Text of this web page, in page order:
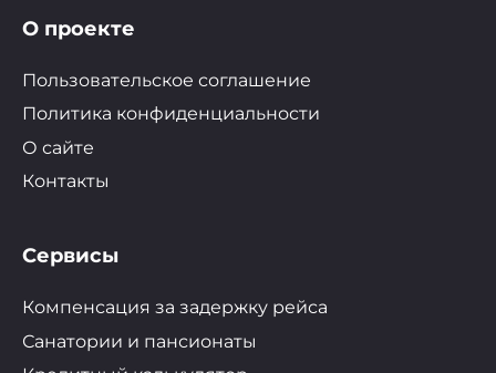
О проекте
Пользовательское соглашение
Политика конфиденциальности
О сайте
Контакты
Сервисы
Компенсация за задержку рейса
Санатории и пансионаты